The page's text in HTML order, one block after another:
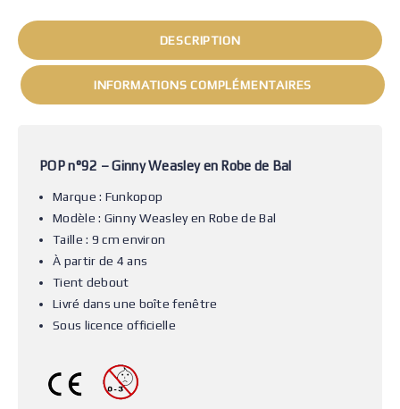
DESCRIPTION
INFORMATIONS COMPLÉMENTAIRES
POP n°92 – Ginny Weasley en Robe de Bal
Marque : Funkopop
Modèle : Ginny Weasley en Robe de Bal
Taille : 9 cm environ
À partir de 4 ans
Tient debout
Livré dans une boîte fenêtre
Sous licence officielle